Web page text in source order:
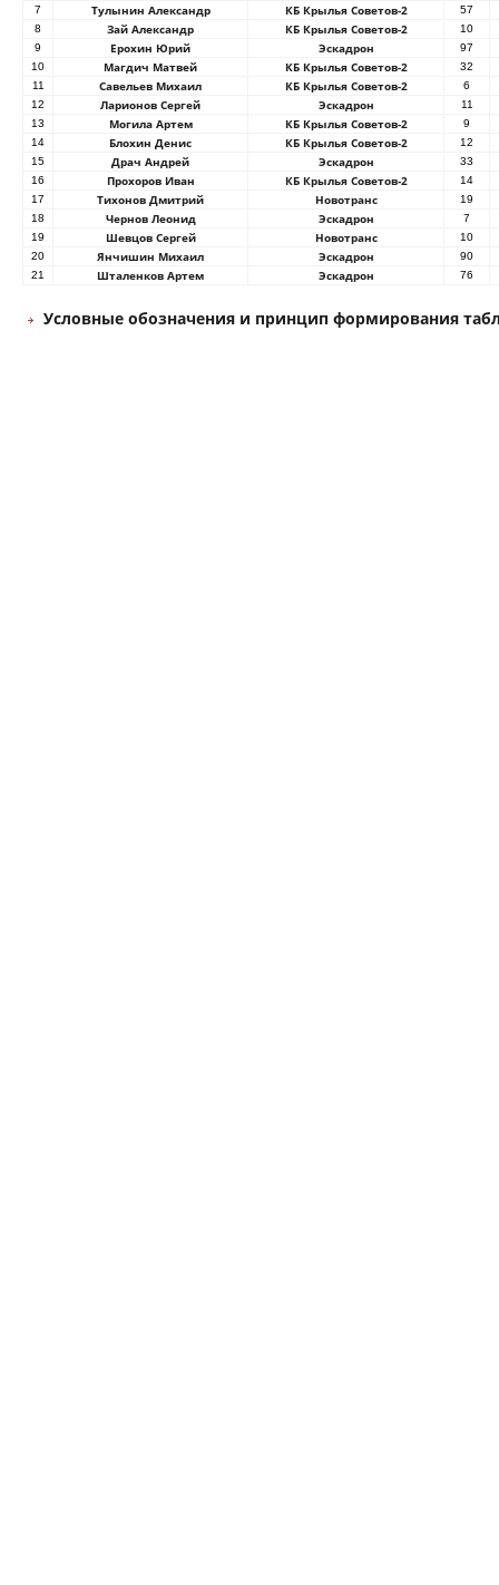
7
Тулынин Александр КБ Крылья Советов-2
57
8
Зай Александр КБ Крылья Советов-2
10
9
Ерохин Юрий Эскадрон
97
10
Магдич Матвей КБ Крылья Советов-2
32
11
Савельев Михаил КБ Крылья Советов-2
6
12
Ларионов Сергей Эскадрон
11
13
Могила Артем КБ Крылья Советов-2
9
14
Блохин Денис КБ Крылья Советов-2
12
15
Драч Андрей Эскадрон
33
16
Прохоров Иван КБ Крылья Советов-2
14
17
Тихонов Дмитрий Новотранс
19
18
Чернов Леонид Эскадрон
7
19
Шевцов Сергей Новотранс
10
20
Янчишин Михаил Эскадрон
90
21
Шталенков Артем Эскадрон 76
Условные обозначения и принцип формирования